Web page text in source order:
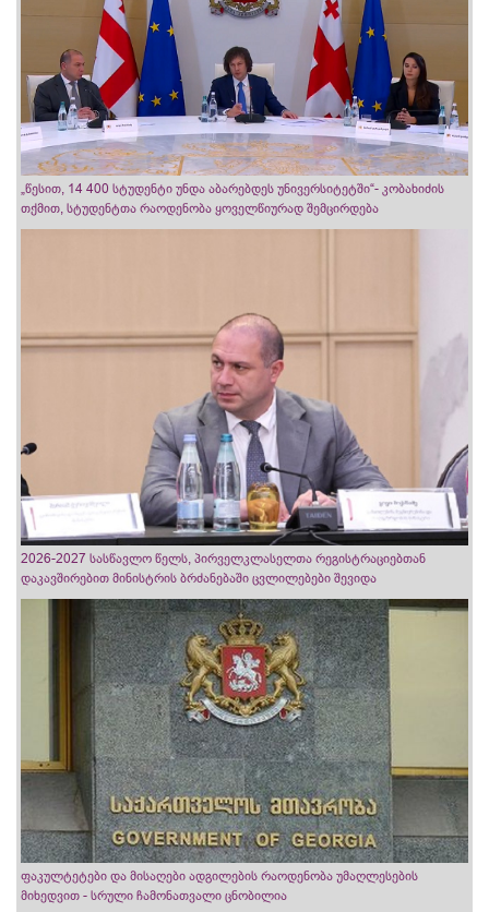
„წესით, 14 400 სტუდენტი უნდა აბარებდეს უნივერსიტეტში“- კობახიძის
თქმით, სტუდენტთა რაოდენობა ყოველწიურად შემცირდება
2026-2027 სასწავლო წელს, პირველკლასელთა რეგისტრაციებთან
დაკავშირებით მინისტრის ბრძანებაში ცვლილებები შევიდა
ფაკულტეტები და მისაღები ადგილების რაოდენობა უმაღლესების
მიხედვით - სრული ჩამონათვალი ცნობილია